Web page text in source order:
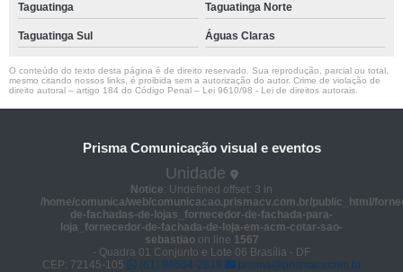
Taguatinga Taguatinga Norte
Taguatinga Sul Águas Claras
O conteúdo do texto desta página é de direito reservado. Sua reprodução, parcial ou total,
mesmo citando nossos links, é proibida sem a autorização do autor. Crime de violação de
direito autoral – artigo 184 do Código Penal – Lei 9610/98 - Lei de direitos autorais
Prisma Comunicação visual e eventos
Unidade
Notice: Undefined offset: 3 in
/home/comunica/web/comunicacao.prismacv.com.br/public_html/
de-fachadas-de-lojas_fornecedor-de-fachada-para-
loja_fornecedor-de-fachada-de-loja-em-acm-cotar-sao-
sebastiaoon line 1567
- Quadra 01 Conjunto e Lote 06 Brasília - DF
CEP: 72145-105
(61) 98664-2818 prisma@prismacv.com.br